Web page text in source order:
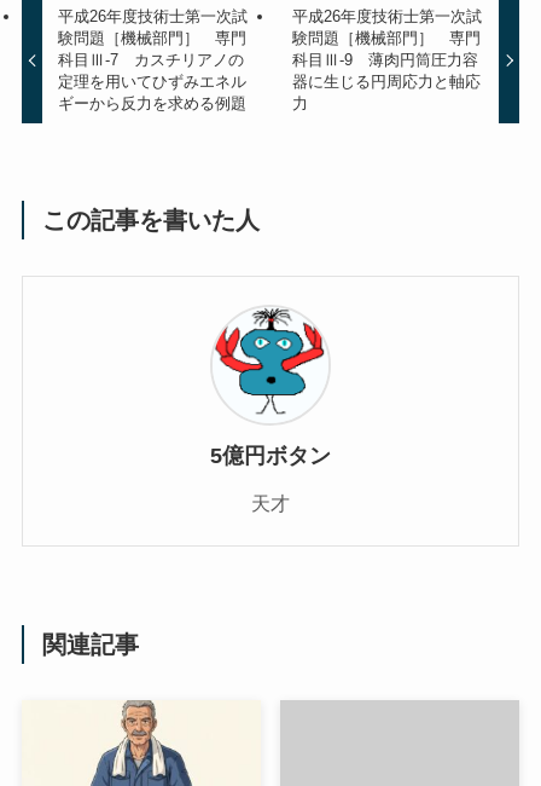
平成26年度技術士第一次試
験問題［機械部門］ 専門
科目Ⅲ-7 カスチリアノの
定理を用いてひずみエネル
ギーから反力を求める例題
平成26年度技術士第一次試
験問題［機械部門］ 専門
科目Ⅲ-9 薄肉円筒圧力容
器に生じる円周応力と軸応
力
この記事を書いた人
5億円ボタン
天才
関連記事